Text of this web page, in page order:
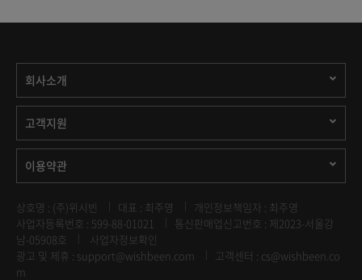
회사소개
고객지원
이용약관
상호명 : (주)위시빈 대표 : 최주영
개인정보책임자 : 최주영
사업자등록번호 : 599-88-01021
통신판매업신고번호 : 제2023-서울강
남-05908호
사업자정보확인
광고 및 제휴 : support@wishbeen.com
고객센터 : cs@wishbeen.co
m